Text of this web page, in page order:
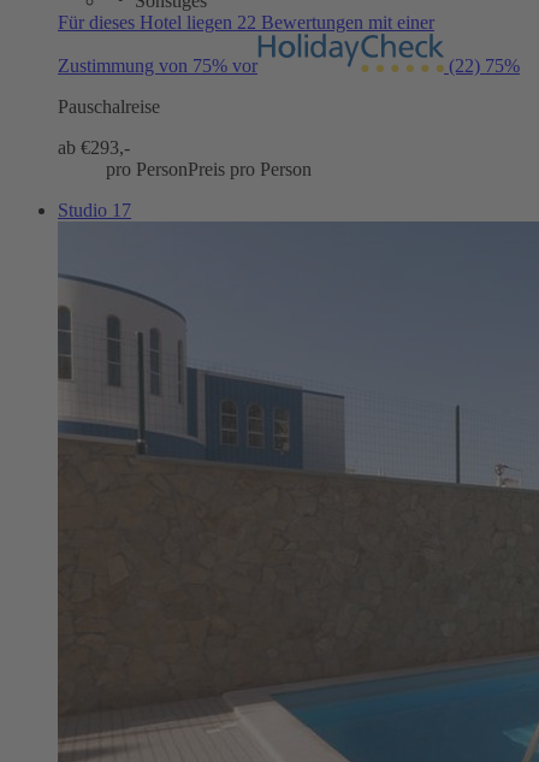
Für dieses Hotel liegen 22 Bewertungen mit einer
Zustimmung von 75% vor (22) 75%
Pauschalreise
ab €293,-
pro PersonPreis pro Person
Studio 17